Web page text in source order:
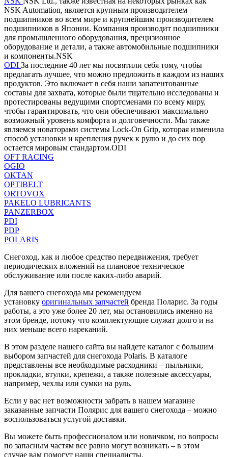
NSK Automation, является крупным производителем
подшипников во всем мире и крупнейшим производителем
подшипников в Японии. Компания производит подшипники
для промышленного оборудования, прецизионное
оборудование и детали, а также автомобильные подшипники
и компоненты.NSK
ODI За последние 40 лет мы посвятили себя тому, чтобы
предлагать лучшее, что можно предложить в каждом из наших
продуктов. Это включает в себя наши запатентованные
составы для захвата, которые были тщательно исследованы и
протестированы ведущими спортсменами по всему миру,
чтобы гарантировать, что они обеспечивают максимально
возможный уровень комфорта и долговечности. Мы также
являемся новаторами системы Lock-On Grip, которая изменила
способ установки и крепления ручек к рулю и до сих пор
остается мировым стандартом.ODI
OFT RACING
OGIO
OKTAN
OPTIBELT
ORTOVOX
PAKELO LUBRICANTS
PANZERBOX
PDI
PDP
POLARIS
Снегоход, как и любое средство передвижения, требует
периодических вложений на плановое техническое
обслуживание или после каких-либо аварий.
Для вашего снегохода мы рекомендуем
установку оригинальных запчастей бренда Поларис. За годы
работы, а это уже более 20 лет, мы остановились именно на
этом бренде, потому что комплектующие служат долго и на
них меньше всего нареканий.
В этом разделе нашего сайта вы найдете каталог с большим
выбором запчастей для снегохода Polaris. В каталоге
представлены все необходимые расходники – пыльники,
прокладки, втулки, крепежи, а также полезные аксессуары,
например, чехлы или сумки на руль.
Если у вас нет возможности забрать в нашем магазине
заказанные запчасти Полярис для вашего снегохода – можно
воспользоваться услугой доставки.
Вы можете быть профессионалом или новичком, но вопросы
по запасным частям все равно могут возникать – в этом
случае вам помогут наши специалисты.